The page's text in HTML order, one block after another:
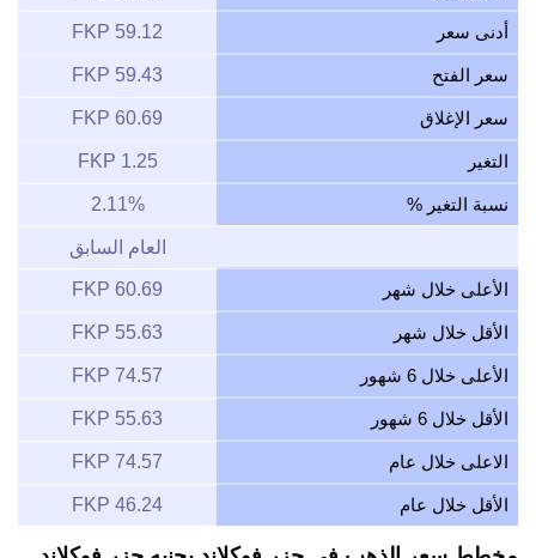
أدنى سعر 59.12 FKP
سعر الفتح 59.43 FKP
سعر الإغلاق 60.69 FKP
التغير 1.25 FKP
نسبة التغير % 2.11%
العام السابق
الأعلى خلال شهر 60.69 FKP
الأقل خلال شهر 55.63 FKP
الأعلى خلال 6 شهور 74.57 FKP
الأقل خلال 6 شهور 55.63 FKP
الاعلى خلال عام 74.57 FKP
الأقل خلال عام 46.24 FKP